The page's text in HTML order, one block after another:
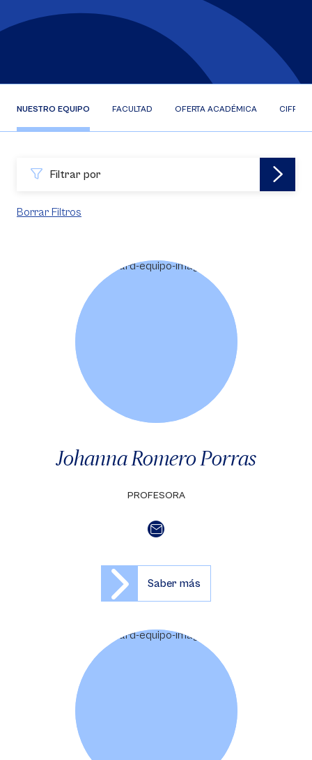
NUESTRO EQUIPO FACULTAD OFERTA ACADÉMICA CIFRAS
Filtrar por
Borrar Filtros
Johanna Romero Porras
PROFESORA
Saber más